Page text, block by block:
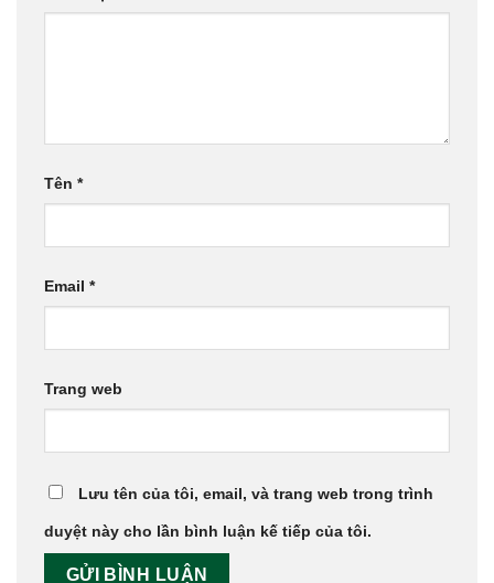
Tên *
Email *
Trang web
Lưu tên của tôi, email, và trang web trong trình
duyệt này cho lần bình luận kế tiếp của tôi.